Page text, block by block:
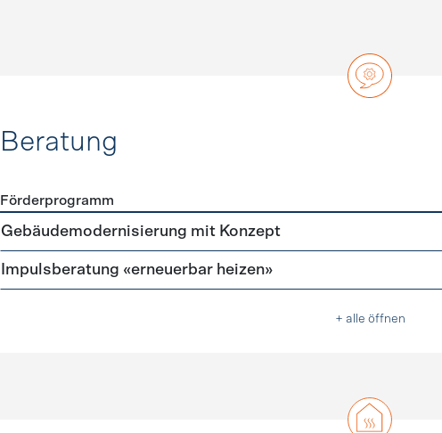
Beratung
Förderprogramme Beratung
Förderprogramm
Gebäudemodernisierung mit Konzept
Impulsberatung «erneuerbar heizen»
+ alle öffnen